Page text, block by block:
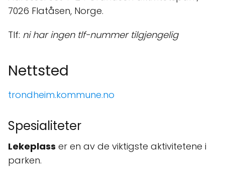
7026 Flatåsen, Norge.
Tlf: ni har ingen tlf-nummer tilgjengelig
Nettsted
trondheim.kommune.no
Spesialiteter
Lekeplass er en av de viktigste aktivitetene i
parken.